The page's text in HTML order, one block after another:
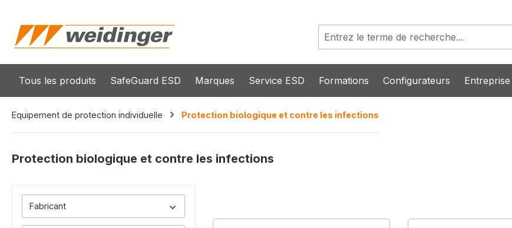
Tous les produits SafeGuard ESD Marques Service ESD Formations Configurateurs Entreprise
Equipement de protection individuelle Protection biologique et contre les infections
Protection biologique et contre les infections
Fabricant